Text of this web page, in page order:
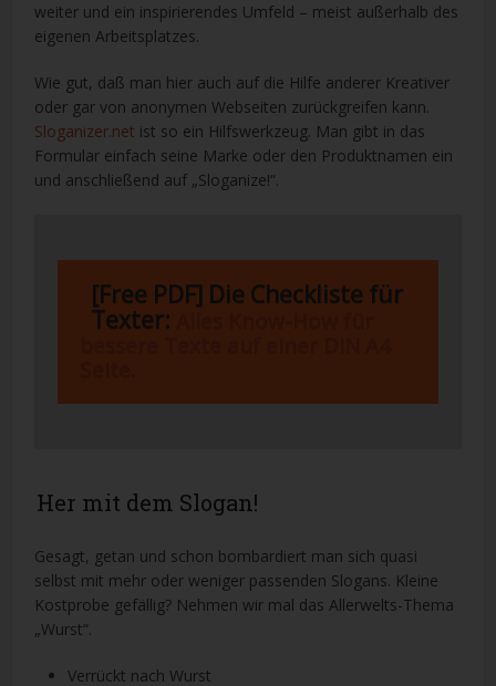
weiter und ein inspirierendes Umfeld – meist außerhalb des
eigenen Arbeitsplatzes.
Wie gut, daß man hier auch auf die Hilfe anderer Kreativer
oder gar von anonymen Webseiten zurückgreifen kann.
Sloganizer.net ist so ein Hilfswerkzeug. Man gibt in das
Formular einfach seine Marke oder den Produktnamen ein
und anschließend auf „Sloganize!“.
[Free PDF] Die Checkliste für
Texter:
Her mit dem Slogan!
Gesagt, getan und schon bombardiert man sich quasi
selbst mit mehr oder weniger passenden Slogans. Kleine
Kostprobe gefällig? Nehmen wir mal das Allerwelts-Thema
„Wurst“.
Verrückt nach Wurst